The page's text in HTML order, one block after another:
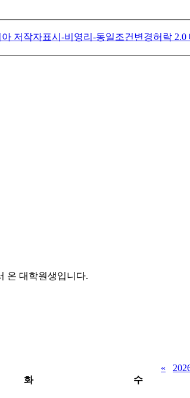
저작자표시-비영리-동일조건변경허락 2.0
온 대학원생입니다.
«
화 수